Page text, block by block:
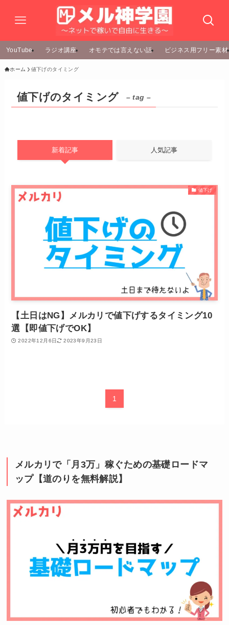
YouTube ラジオ講座 オモテでは言えない話 ビジネス用フリー素材
ホーム 値下げのタイミング
値下げのタイミング – tag –
新着記事 人気記事
値下げ
【土日はNG】メルカリで値下げするタイミング10
選【即値下げでOK】
2022年12月6日 2023年9月23日
1
メルカリで「月3万」稼ぐための基礎ロードマ
ップ【道のりを無料解説】